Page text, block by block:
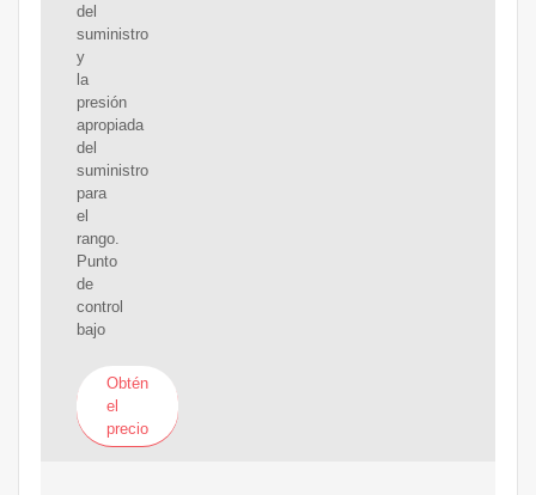
del
suministro
y
la
presión
apropiada
del
suministro
para
el
rango.
Punto
de
control
bajo
Obtén
el
precio